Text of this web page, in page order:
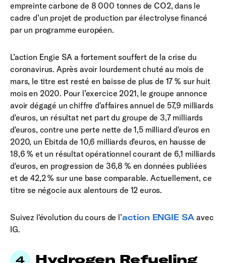
empreinte carbone de 8 000 tonnes de CO2, dans le
cadre d’un projet de production par électrolyse financé
par un programme européen.
L’action Engie SA a fortement souffert de la crise du
coronavirus. Après avoir lourdement chuté au mois de
mars, le titre est resté en baisse de plus de 17 % sur huit
mois en 2020. Pour l’exercice 2021, le groupe annonce
avoir dégagé un chiffre d'affaires annuel de 57,9 milliards
d'euros, un résultat net part du groupe de 3,7 milliards
d'euros, contre une perte nette de 1,5 milliard d'euros en
2020, un Ebitda de 10,6 milliards d'euros, en hausse de
18,6 % et un résultat opérationnel courant de 6,1 milliards
d'euros, en progression de 36,8 % en données publiées
et de 42,2 % sur une base comparable. Actuellement, ce
titre se négocie aux alentours de 12 euros.
Suivez l'évolution du cours de l’action ENGIE SA avec
IG.
Hydrogen Refueling